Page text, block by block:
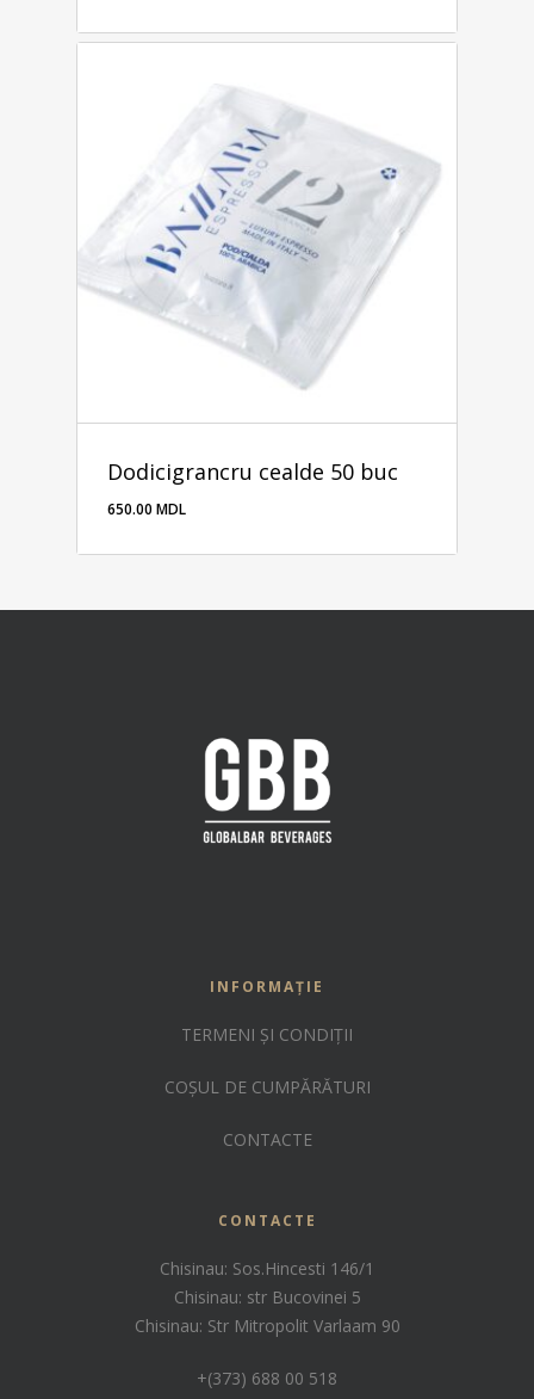
Dodicigrancru cealde 50 buc
650.00 MDL
INFORMAȚIE
TERMENI ȘI CONDIȚII
COȘUL DE CUMPĂRĂTURI
CONTACTE
CONTACTE
Chisinau: Sos.Hincesti 146/1
Chisinau: str Bucovinei 5
Chisinau: Str Mitropolit Varlaam 90
+(373) 688 00 518